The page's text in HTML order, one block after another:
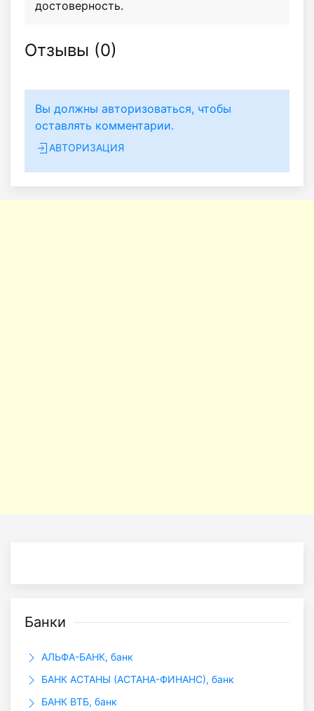
достоверность.
Отзывы (0)
Вы должны авторизоваться, чтобы
оставлять комментарии.
АВТОРИЗАЦИЯ
Банки
АЛЬФА-БАНК, банк
БАНК АСТАНЫ (АСТАНА-ФИНАНС), банк
БАНК ВТБ, банк